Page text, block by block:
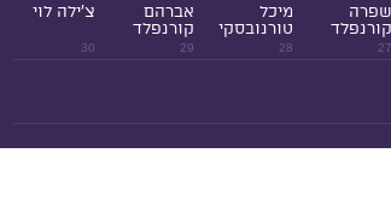
27
שפרה
קורנפלד
28
מיכל
טורנובסקי
29
אברהם
קורנפלד
30
צ'ילה לוי